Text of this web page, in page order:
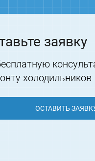
заявку
холодильников
ОСТАВИТЬ